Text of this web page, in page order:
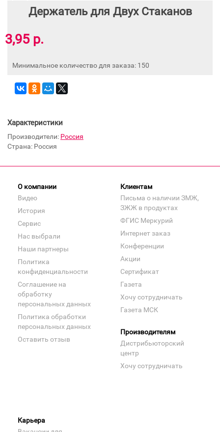
Держатель для Двух Стаканов
3,95 р.
Минимальное количество для заказа: 150
Характеристики
Производители: Россия
Страна: Россия
О компании
Видео
История
Сервис
Нас выбрали
Наши партнеры
Политика
конфиденциальности
Соглашение на
обработку
персональных данных
Политика обработки
персональных данных
Оставить отзыв
Клиентам
Письма о наличии ЗМЖ,
ЗЖЖ в продуктах
ФГИС Меркурий
Интернет заказ
Конференции
Акции
Сертификат
Газета
Хочу сотрудничать
Газета МСК
Производителям
Дистрибьюторский
центр
Хочу сотрудничать
Карьера